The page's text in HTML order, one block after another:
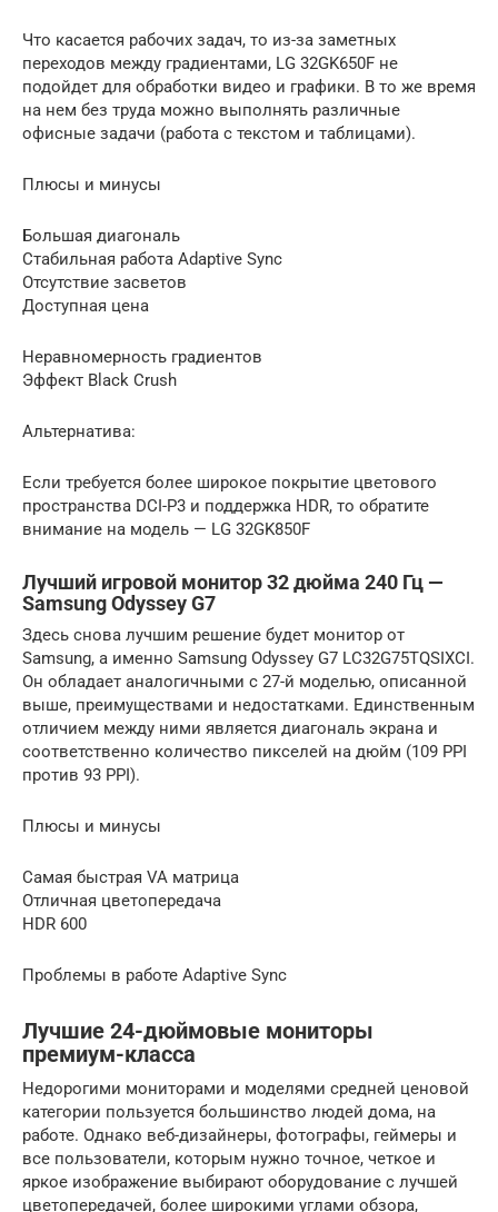
Что касается рабочих задач, то из-за заметных
переходов между градиентами, LG 32GK650F не
подойдет для обработки видео и графики. В то же время
на нем без труда можно выполнять различные
офисные задачи (работа с текстом и таблицами).
Плюсы и минусы
Большая диагональ
Стабильная работа Adaptive Sync
Отсутствие засветов
Доступная цена
Неравномерность градиентов
Эффект Black Crush
Альтернатива:
Если требуется более широкое покрытие цветового
пространства DCI-P3 и поддержка HDR, то обратите
внимание на модель — LG 32GK850F
Лучший игровой монитор 32 дюйма 240 Гц —
Samsung Odyssey G7
Здесь снова лучшим решение будет монитор от
Samsung, а именно Samsung Odyssey G7 LC32G75TQSIXCI.
Он обладает аналогичными с 27-й моделью, описанной
выше, преимуществами и недостатками. Единственным
отличием между ними является диагональ экрана и
соответственно количество пикселей на дюйм (109 PPI
против 93 PPI).
Плюсы и минусы
Самая быстрая VA матрица
Отличная цветопередача
HDR 600
Проблемы в работе Adaptive Sync
Лучшие 24-дюймовые мониторы
премиум-класса
Недорогими мониторами и моделями средней ценовой
категории пользуется большинство людей дома, на
работе. Однако веб-дизайнеры, фотографы, геймеры и
все пользователи, которым нужно точное, четкое и
яркое изображение выбирают оборудование с лучшей
цветопередачей, более широкими углами обзора,